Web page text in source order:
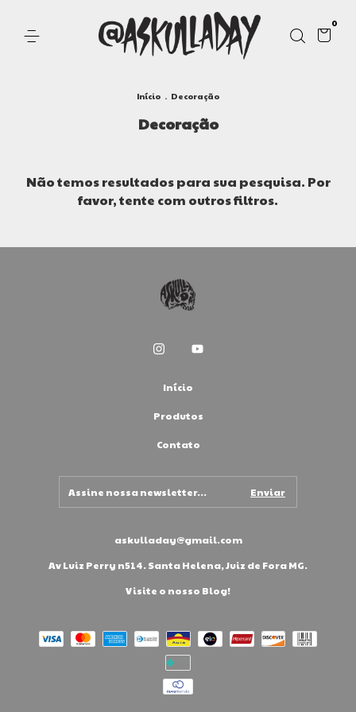
0
Início . Decoração
Decoração
Não temos resultados para sua pesquisa. Por
favor, tente com outros filtros.
Início
Produtos
Contato
askulladay@gmail.com
Av Luiz Perry n514. Santa Helena, Juiz de Fora MG.
Visite o nosso Blog!